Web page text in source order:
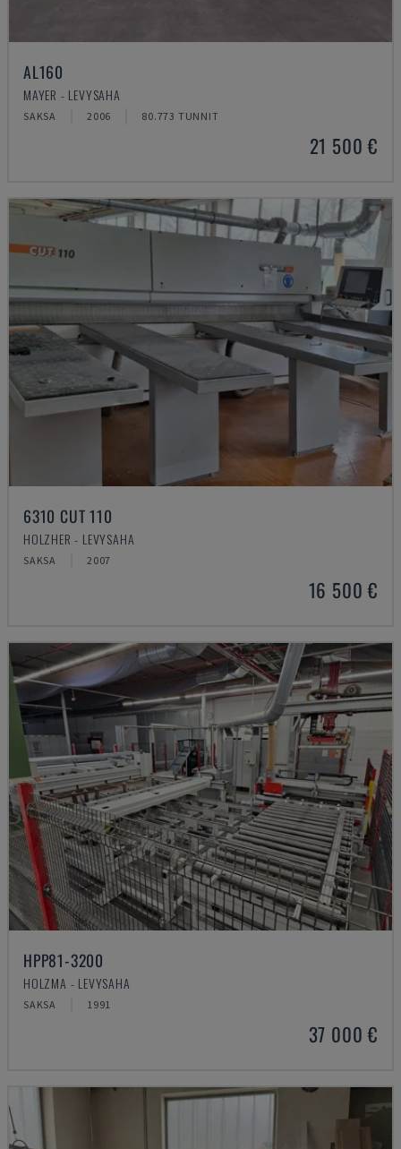
AL160
MAYER - LEVYSAHA
SAKSA 2006 80.773 TUNNIT
21 500 €
6310 CUT 110
HOLZHER - LEVYSAHA
SAKSA 2007
16 500 €
HPP81-3200
HOLZMA - LEVYSAHA
SAKSA 1991
37 000 €